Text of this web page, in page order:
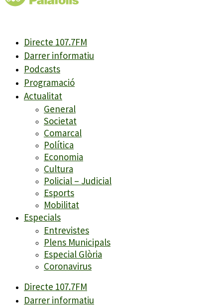
Directe 107.7FM
Darrer informatiu
Podcasts
Programació
Actualitat
General
Societat
Comarcal
Política
Economia
Cultura
Policial – Judicial
Esports
Mobilitat
Especials
Entrevistes
Plens Municipals
Especial Glòria
Coronavirus
Directe 107.7FM
Darrer informatiu